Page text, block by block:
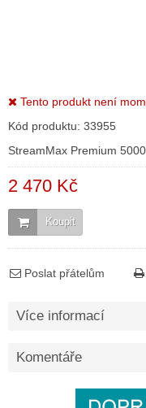
Tento produkt není
Kód produktu: 33955
StreamMax Premium 5000
2 470 Kč
Koupit
Poslat přátelům
Více informací
Komentáře